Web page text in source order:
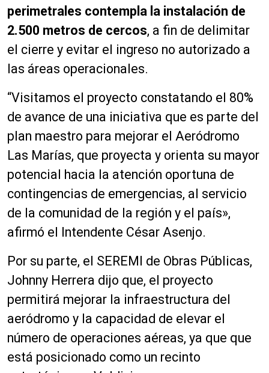
perimetrales contempla la instalación de
2.500 metros de cercos, a fin de delimitar
el cierre y evitar el ingreso no autorizado a
las áreas operacionales.
“Visitamos el proyecto constatando el 80%
de avance de una iniciativa que es parte del
plan maestro para mejorar el Aeródromo
Las Marías, que proyecta y orienta su mayor
potencial hacia la atención oportuna de
contingencias de emergencias, al servicio
de la comunidad de la región y el país»,
afirmó el Intendente César Asenjo.
Por su parte, el SEREMI de Obras Públicas,
Johnny Herrera dijo que, el proyecto
permitirá mejorar la infraestructura del
aeródromo y la capacidad de elevar el
número de operaciones aéreas, ya que que
está posicionado como un recinto